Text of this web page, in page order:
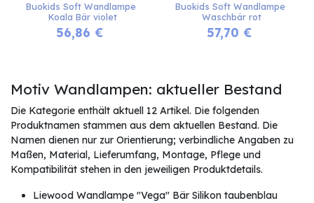
Buokids Soft Wandlampe
Koala Bär violet
56,86 €
Buokids Soft Wandlampe
Waschbär rot
57,70 €
Motiv Wandlampen: aktueller Bestand
Die Kategorie enthält aktuell 12 Artikel. Die folgenden
Produktnamen stammen aus dem aktuellen Bestand. Die
Namen dienen nur zur Orientierung; verbindliche Angaben zu
Maßen, Material, Lieferumfang, Montage, Pflege und
Kompatibilität stehen in den jeweiligen Produktdetails.
Liewood Wandlampe "Vega" Bär Silikon taubenblau